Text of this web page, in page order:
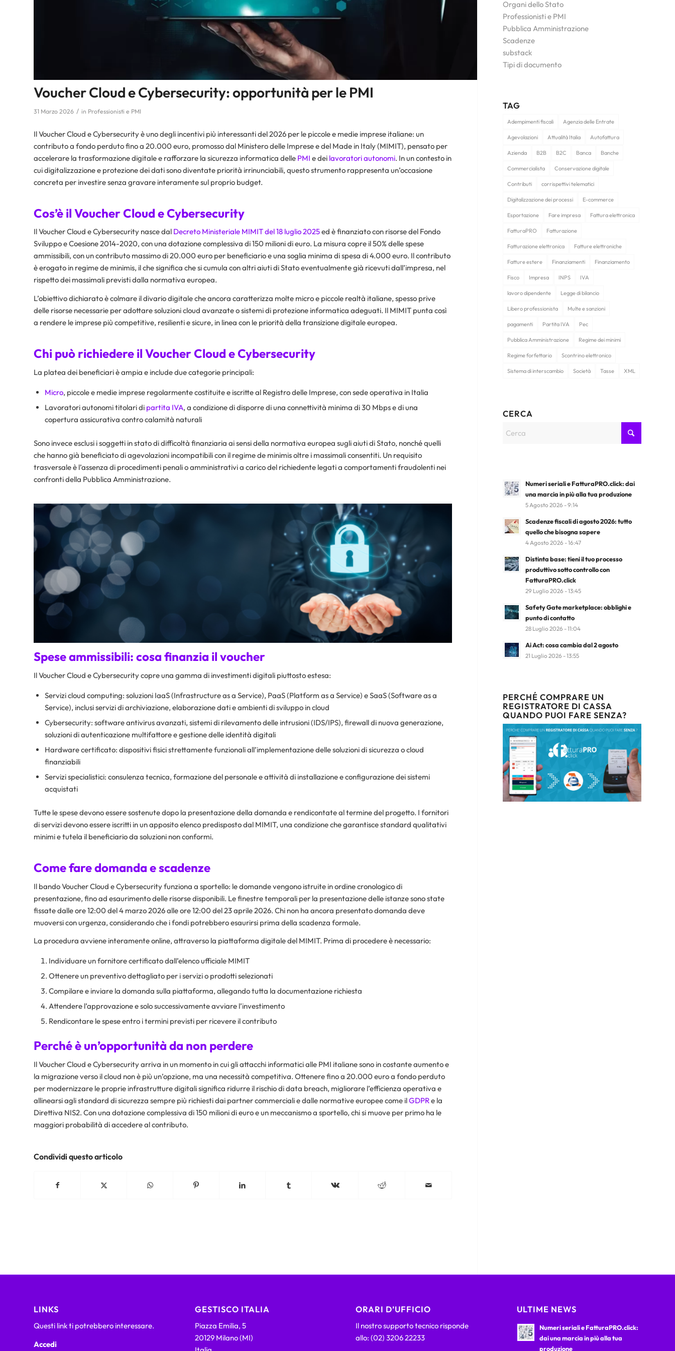
Voucher Cloud e Cybersecurity: opportunità per le PMI
31 Marzo 2026 / in Professionisti e PMI
Il Voucher Cloud e Cybersecurity è uno degli incentivi più interessanti del 2026 per le piccole e medie imprese italiane: un
contributo a fondo perduto fino a 20.000 euro, promosso dal Ministero delle Imprese e del Made in Italy (MIMIT), pensato per
accelerare la trasformazione digitale e rafforzare la sicurezza informatica delle PMI e dei lavoratori autonomi. In un contesto in
cui digitalizzazione e protezione dei dati sono diventate priorità irrinunciabili, questo strumento rappresenta un’occasione
concreta per investire senza gravare interamente sul proprio budget.​
Cos’è il Voucher Cloud e Cybersecurity
Il Voucher Cloud e Cybersecurity nasce dal Decreto Ministeriale MIMIT del 18 luglio 2025ed è finanziato con risorse del Fondo
Sviluppo e Coesione 2014-2020, con una dotazione complessiva di 150 milioni di euro. La misura copre il 50% delle spese
ammissibili, con un contributo massimo di 20.000 euro per beneficiario e una soglia minima di spesa di 4.000 euro. Il contributo
è erogato in regimede minimis, il che significa che si cumula con altri aiuti di Stato eventualmente già ricevuti dall’impresa, nel
rispetto dei massimali previsti dalla normativa europea.
L’obiettivo dichiarato è colmare il divario digitale che ancora caratterizza molte micro e piccole realtà italiane, spesso prive
delle risorse necessarie per adottare soluzioni cloud avanzate o sistemi di protezione informatica adeguati. Il MIMIT punta così
a rendere le imprese più competitive, resilienti e sicure, in linea con le priorità della transizione digitale europea.​
Chi può richiedere il Voucher Cloud e Cybersecurity
La platea dei beneficiari è ampia e include due categorie principali:
Micro, piccole e medie imprese regolarmente costituite e iscritte al Registro delle Imprese, con sede operativa in Italia
Lavoratori autonomi titolari di partita IVA, a condizione di disporre di una connettività minima di 30 Mbps e di una
copertura assicurativa contro calamità naturali
Sono invece esclusi i soggetti in stato di difficoltà finanziaria ai sensi della normativa europea sugli aiuti di Stato, nonché quelli
che hanno già beneficiato di agevolazioni incompatibili con il regimede minimisoltre i massimali consentiti. Un requisito
trasversale è l’assenza di procedimenti penali o amministrativi a carico del richiedente legati a comportamenti fraudolenti nei
confronti della Pubblica Amministrazione.​
Spese ammissibili: cosa finanzia il voucher
Il Voucher Cloud e Cybersecurity copre una gamma di investimenti digitali piuttosto estesa:
Servizi cloud computing: soluzioni IaaS (Infrastructure as a Service), PaaS (Platform as a Service) e SaaS (Software as a
Service), inclusi servizi di archiviazione, elaborazione dati e ambienti di sviluppo in cloud
Cybersecurity: software antivirus avanzati, sistemi di rilevamento delle intrusioni (IDS/IPS), firewall di nuova generazione,
soluzioni di autenticazione multifattore e gestione delle identità digitali
Hardware certificato: dispositivi fisici strettamente funzionali all’implementazione delle soluzioni di sicurezza o cloud
finanziabili
Servizi specialistici: consulenza tecnica, formazione del personale e attività di installazione e configurazione dei sistemi
acquistati
Tutte le spese devono essere sostenute dopo la presentazione della domanda e rendicontate al termine del progetto. I fornitori
di servizi devono essere iscritti in un apposito elenco predisposto dal MIMIT, una condizione che garantisce standard qualitativi
minimi e tutela il beneficiario da soluzioni non conformi.​
Come fare domanda e scadenze
Il bando Voucher Cloud e Cybersecurity funziona a sportello: le domande vengono istruite in ordine cronologico di
presentazione, fino ad esaurimento delle risorse disponibili. Le finestre temporali per la presentazione delle istanze sono state
fissate dalle ore 12:00 del 4 marzo 2026 alle ore 12:00 del 23 aprile 2026. Chi non ha ancora presentato domanda deve
muoversi con urgenza, considerando che i fondi potrebbero esaurirsi prima della scadenza formale.
La procedura avviene interamente online, attraverso la piattaforma digitale del MIMIT. Prima di procedere è necessario:​
Individuare un fornitore certificato dall’elenco ufficiale MIMIT
Ottenere un preventivo dettagliato per i servizi o prodotti selezionati
Compilare e inviare la domanda sulla piattaforma, allegando tutta la documentazione richiesta
Attendere l’approvazione e solo successivamente avviare l’investimento
Rendicontare le spese entro i termini previsti per ricevere il contributo
Perché è un’opportunità da non perdere
Il Voucher Cloud e Cybersecurity arriva in un momento in cui gli attacchi informatici alle PMI italiane sono in costante aumento e
la migrazione verso il cloud non è più un’opzione, ma una necessità competitiva. Ottenere fino a 20.000 euro a fondo perduto
per modernizzare le proprie infrastrutture digitali significa ridurre il rischio di data breach, migliorare l’efficienza operativa e
allinearsi agli standard di sicurezza sempre più richiesti dai partner commerciali e dalle normative europee come ilGDPRe la
Direttiva NIS2. Con una dotazione complessiva di 150 milioni di euro e un meccanismo a sportello, chi si muove per primo ha le
maggiori probabilità di accedere al contributo.
Condividi questo articolo
Organi dello Stato
Professionisti e PMI
Pubblica Amministrazione
Scadenze
substack
Tipi di documento
TAG
Adempimenti fiscali Agenzia delle Entrate
Agevolazioni Attualità Italia Autofattura
Azienda B2B B2C Banca Banche
Commercialista Conservazione digitale
Contributi corrispettivi telematici
Digitalizzazione dei processi E-commerce
Esportazione Fare impresa Fattura elettronica
FatturaPRO Fatturazione
Fatturazione elettronica Fatture elettroniche
Fatture estere Finanziamenti Finanziamento
Fisco Impresa INPS IVA
lavoro dipendente Legge di bilancio
Libero professionista Multe e sanzioni
pagamenti Partita IVA Pec
Pubblica Amministrazione Regime dei minimi
Regime forfettario Scontrino elettronico
Sistema di interscambio Società Tasse XML
CERCA
Numeri seriali e FatturaPRO.click: dai
una marcia in più alla tua produzione
5 Agosto 2026 - 9:14
Scadenze fiscali di agosto 2026: tutto
quello che bisogna sapere
4 Agosto 2026 - 16:47
Distinta base: tieni il tuo processo
produttivo sotto controllo con
FatturaPRO.click
29 Luglio 2026 - 13:45
Safety Gate marketplace: obblighi e
punto di contatto
28 Luglio 2026 - 11:04
Ai Act: cosa cambia dal 2 agosto
21 Luglio 2026 - 13:55
PERCHÉ COMPRARE UN
REGISTRATORE DI CASSA
QUANDO PUOI FARE SENZA?
LINKS
Questi link ti potrebbero interessare.
Accedi
GESTISCO ITALIA
Piazza Emilia, 5
20129 Milano (MI)
ORARI D’UFFICIO
Il nostro supporto tecnico risponde
allo: (02) 3206 22233
ULTIME NEWS
Numeri seriali e FatturaPRO.click:
dai una marcia in più alla tua
produzione